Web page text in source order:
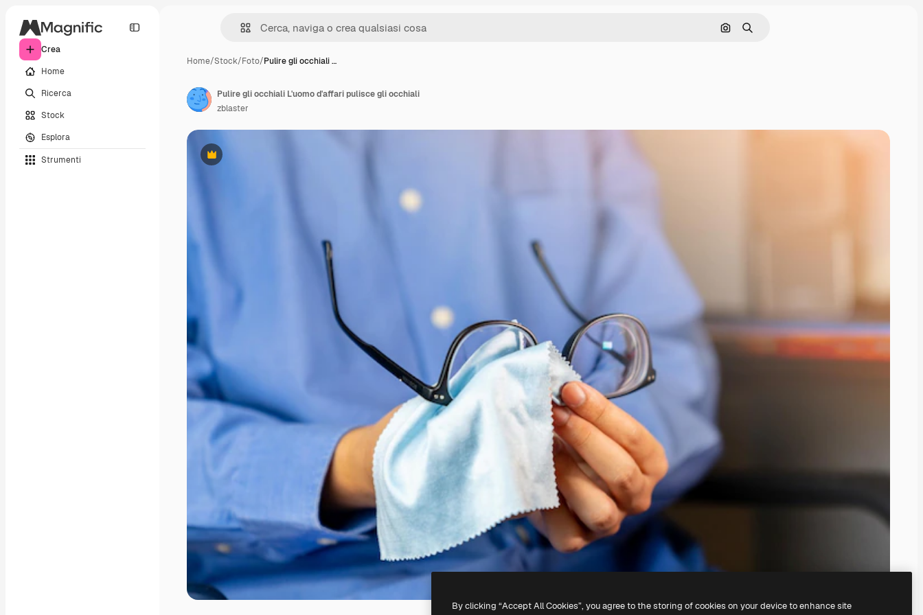
Crea
Home
Ricerca
Stock
Esplora
Strumenti
Cerca per immagine
Ricerca
Home/Stock/Foto/Pulire gli occhiali …
Premium
Pulire gli occhiali L'uomo d'affari pulisce gli occhiali
zblaster
By clicking “Accept All Cookies”, you agree to the storing of cookies on your device to enhance site